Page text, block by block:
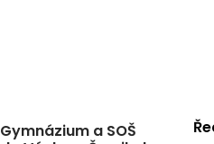
Gymnázium a SOŠ